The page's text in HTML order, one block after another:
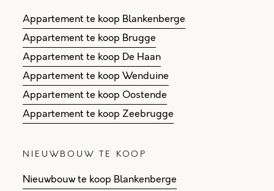
Appartement te koop Blankenberge
Appartement te koop Brugge
Appartement te koop De Haan
Appartement te koop Wenduine
Appartement te koop Oostende
Appartement te koop Zeebrugge
NIEUWBOUW TE KOOP
Nieuwbouw te koop Blankenberge